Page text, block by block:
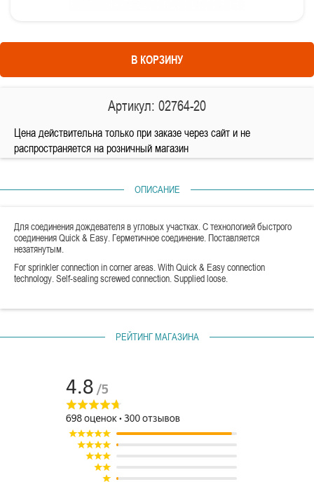
В КОРЗИНУ
Артикул: 02764-20
Цена действительна только при заказе через сайт и не
распространяется на розничный магазин
ОПИСАНИЕ
Для соединения дождевателя в угловых участках. С технологией быстрого
соединения Quick & Easy. Герметичное соединение. Поставляется
незатянутым.
For sprinkler connection in corner areas. With Quick & Easy connection
technology. Self-sealing screwed connection. Supplied loose.
РЕЙТИНГ МАГАЗИНА